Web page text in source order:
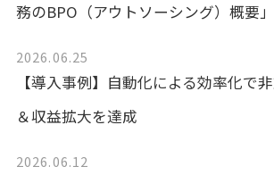
務のBPO（アウトソーシング）概要
要」、「リーフレット：NPS調査サ
載しました
2026.06.25
【導入事例】自動化による効率化で
＆収益拡大を達成
2026.06.12